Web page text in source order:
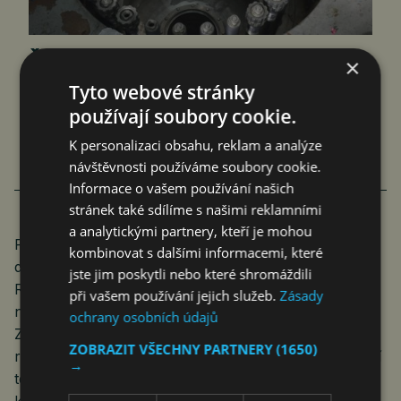
ČESKÝ MALÝ MODULÁRNÍ REAKTOR
ORIGINÁLNĚ ŘEŠÍ ELEKTŘINU
I TEPLO
Byznys 27. 10. 2024 4 min.
Roky víme, že ČEZ bude preferovat velkého
dodavatele s ověřenou historií a referencemi. To
Rolls-Royce bezesporu splňuje. Projekt David SMR
nicméně od začátku cílí na zcela jiný segment trhu.
Zatímco RR SMR je určen pro výstavbu velkých
reaktorů s výkonem 470 MWe, náš David SMR nabízí
technologii menších reaktorů s výkonem 2×50 MWe,
×
Tyto webové stránky
používají soubory cookie.
K personalizaci obsahu, reklam a analýze
návštěvnosti používáme soubory cookie.
Informace o vašem používání našich
stránek také sdílíme s našimi reklamními
a analytickými partnery, kteří je mohou
kombinovat s dalšími informacemi, které
jste jim poskytli nebo které shromáždili
při vašem používání jejich služeb.Zásady
ochrany osobních údajů
ZOBRAZIT VŠECHNY PARTNERY(1650)
→